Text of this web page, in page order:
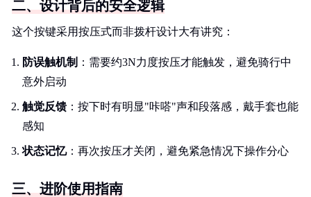
二、设计背后的安全逻辑
这个按键采用按压式而非拨杆设计大有讲究：
防误触机制 ：需要约3N力度按压才能触发，避免骑行中
意外启动
触觉反馈 ：按下时有明显"咔嗒"声和段落感，戴手套也能
感知
状态记忆：再次按压才关闭，避免紧急情况下操作分心
三、进阶使用指南